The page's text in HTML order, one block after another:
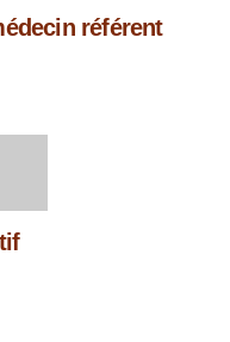
référent